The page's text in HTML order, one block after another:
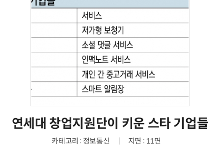
연세대 창업지원단이 키운 스타 기업들
카테고리 : 정보통신
지면 : 11면